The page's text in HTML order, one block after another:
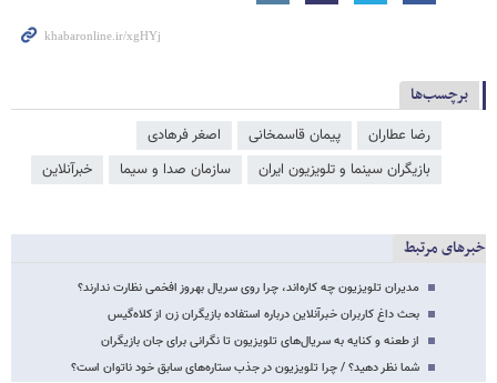
برچسب‌ها
رضا عطاران پیمان قاسمخانی
اصغر فرهادی
بازیگران سینما و تلویزیون ایران
سازمان صدا و سیما خبرآنلاین
خبرهای مرتبط
مدیران تلویزیون چه کاره‌اند، چرا روی سریال بهروز افخمی نظارت ندارند؟
بحث داغ کاربران خبرآنلاین درباره استفاده بازیگران زن از کلاه‌گیس
از طعنه و کنایه به سریال‌های تلویزیون تا نگرانی برای جان بازیگران
شما نظر دهید؟ / چرا تلویزیون در جذب ستاره‌های سابق خود ناتوان است؟